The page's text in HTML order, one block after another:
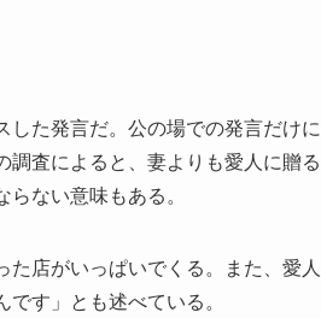
た発言だ。公の場での発言だけに
査によると、妻よりも愛人に贈る
ない意味もある。
店がいっぱいでくる。また、愛人
す」とも述べている。